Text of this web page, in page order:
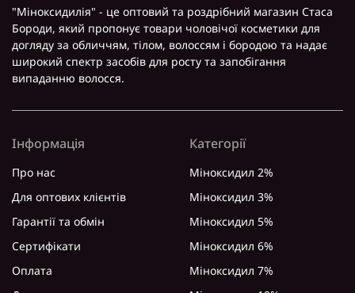
"Міноксидилія" - це оптовий та роздрібний магазин Стаса
Бороди, який пропонує товари чоловічої косметики для
догляду за обличчям, тілом, волоссям і бородою та надає
широкий спектр засобів для росту та запобігання
випаданню волосся.
Інформація
Про нас
Для оптових клієнтів
Гарантії та обмін
Сертифікати
Оплата
Категорії
Міноксидил 2%
Міноксидил 3%
Міноксидил 5%
Міноксидил 6%
Міноксидил 7%